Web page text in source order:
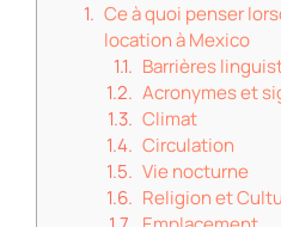
Ce à quoi penser
location à Mexico
Barrières
Acronymes et
Climat
Circulation
Vie nocturne
Religion et